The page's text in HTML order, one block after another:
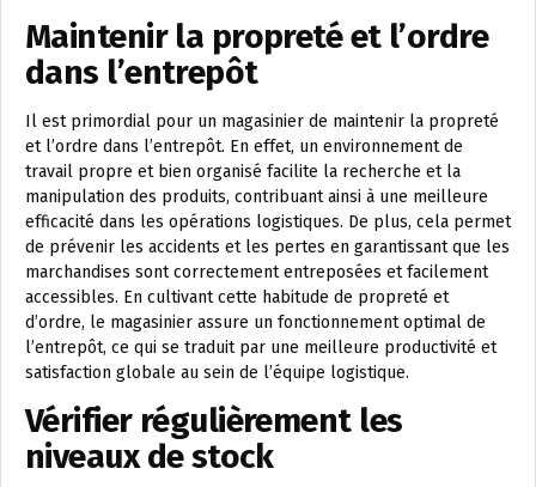
Maintenir la propreté et l’ordre
dans l’entrepôt
Il est primordial pour un magasinier de maintenir la propreté
et l’ordre dans l’entrepôt. En effet, un environnement de
travail propre et bien organisé facilite la recherche et la
manipulation des produits, contribuant ainsi à une meilleure
efficacité dans les opérations logistiques. De plus, cela permet
de prévenir les accidents et les pertes en garantissant que les
marchandises sont correctement entreposées et facilement
accessibles. En cultivant cette habitude de propreté et
d’ordre, le magasinier assure un fonctionnement optimal de
l’entrepôt, ce qui se traduit par une meilleure productivité et
satisfaction globale au sein de l’équipe logistique.
Vérifier régulièrement les
niveaux de stock